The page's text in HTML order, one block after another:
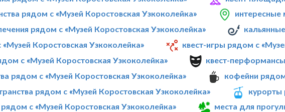
рядом с «Музей Коростовская Узкоколейка»
интересные
рядом с «Музей Коростовская Узкоколейка»
Коростовская Узкоколейка»
квест-игры рядом с
с «Музей Коростовская Узкоколейка»
квест-
рядом с «Музей Коростовская Узкоколейка»
кофейни
рядом с «Музей Коростовская Узкоколейка»
курорты
с «Музей Коростовская Узкоколейка»
места для